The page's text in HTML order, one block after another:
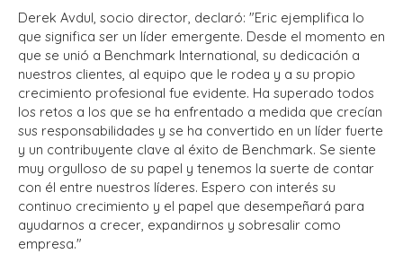
Derek Avdul, socio director, declaró: "Eric ejemplifica lo
que significa ser un líder emergente. Desde el momento en
que se unió a Benchmark International, su dedicación a
nuestros clientes, al equipo que le rodea y a su propio
crecimiento profesional fue evidente. Ha superado todos
los retos a los que se ha enfrentado a medida que crecían
sus responsabilidades y se ha convertido en un líder fuerte
y un contribuyente clave al éxito de Benchmark. Se siente
muy orgulloso de su papel y tenemos la suerte de contar
con él entre nuestros líderes. Espero con interés su
continuo crecimiento y el papel que desempeñará para
ayudarnos a crecer, expandirnos y sobresalir como
empresa."